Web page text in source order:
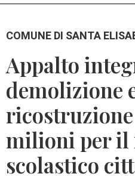
COMUNE DI SANTA
Appalto
demolizione
ricostruzione
milioni per il
scolastico